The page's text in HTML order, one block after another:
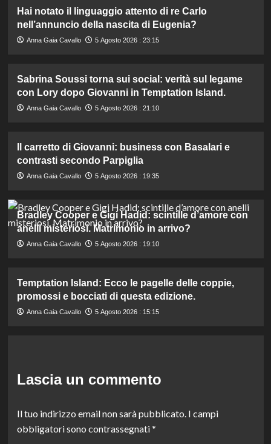
Hai notato il linguaggio attento di re Carlo
nell’annuncio della nascita di Eugenia?
Anna Gaia Cavallo 5 Agosto 2026 : 23:15
Sabrina Soussi torna sui social: verità sul legame
con Lory dopo Giovanni in Temptation Island.
Anna Gaia Cavallo 5 Agosto 2026 : 21:10
Il carretto di Giovanni: business con Basalari e
contrasti secondo Parpiglia
Anna Gaia Cavallo 5 Agosto 2026 : 19:35
Bradley Cooper e Gigi Hadid: scintille d’amore con
anelli misteriosi. Matrimonio in arrivo?
Anna Gaia Cavallo 5 Agosto 2026 : 19:10
Temptation Island: Ecco le pagelle delle coppie,
promossi e bocciati di questa edizione.
Anna Gaia Cavallo 5 Agosto 2026 : 15:15
Lascia un commento
Il tuo indirizzo email non sarà pubblicato. I campi
obbligatori sono contrassegnati*